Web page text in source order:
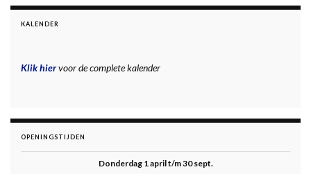
KALENDER
Klik hiervoor de complete kalender
OPENINGSTIJDEN
Donderdag 1 april t/m 30 sept.